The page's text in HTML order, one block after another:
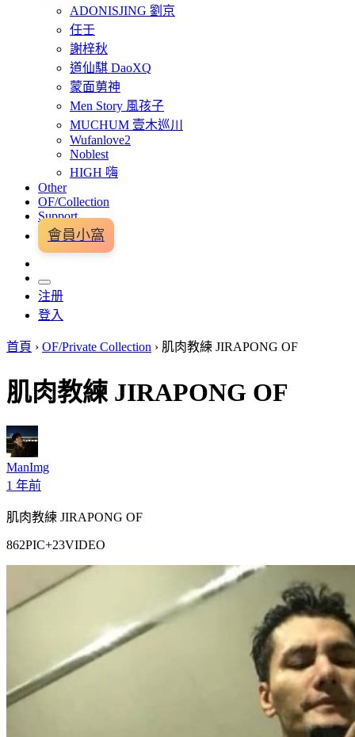
ADONISJING 劉京
任壬
謝梓秋
道仙騏 DaoXQ
蒙面莮神
Men Story 風孩子
MUCHUM 壹木巡川
Wufanlove2
Noblest
HIGH 嗨
Other
OF/Collection
Support
會員小窩
注册
登入
首頁 › OF/Private Collection › 肌肉教練 JIRAPONG OF
肌肉教練 JIRAPONG OF
ManImg
1 年前
肌肉教練 JIRAPONG OF
862PIC+23VIDEO